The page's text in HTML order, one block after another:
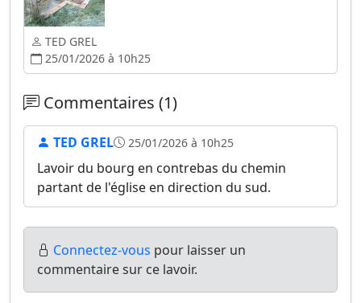
TED GREL
25/01/2026 à 10h25
Commentaires (1)
TED GREL 25/01/2026 à 10h25
Lavoir du bourg en contrebas du chemin
partant de l'église en direction du sud.
Connectez-vous pour laisser un
commentaire sur ce lavoir.